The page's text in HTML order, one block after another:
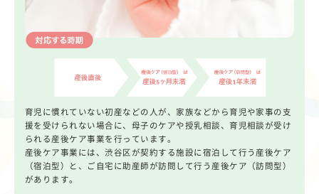
育児に慣れていない初産などの人が、家族などから育児や家事の支
援を受けられない場合に、母子のケアや授乳相談、育児相談が受け
られる産後ケア事業を行っています。
産後ケア事業には、渋谷区が契約する施設に宿泊して行う産後ケア
（宿泊型）と、ご自宅に助産師が訪問して行う産後ケア（訪問型）
があります。